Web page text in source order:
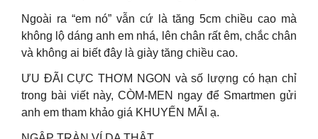
Ngoài ra “em nó” vẫn cứ là tăng 5cm chiều cao mà
không lộ dáng anh em nhá, lên chân rất êm, chắc chân
và không ai biết đây là giày tăng chiều cao.
ƯU ĐÃI CỰC THƠM NGON và số lượng có hạn chỉ
trong bài viết này, CÒM-MEN ngay để Smartmen gửi
anh em tham khảo giá KHUYẾN MÃI ạ.